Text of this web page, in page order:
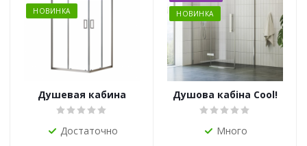
НОВИНКА
Душевая кабина
DOMOSPA by RAVAK
Достаточно
НОВИНКА
Душова кабіна Cool!
COSD2 Хром
Много